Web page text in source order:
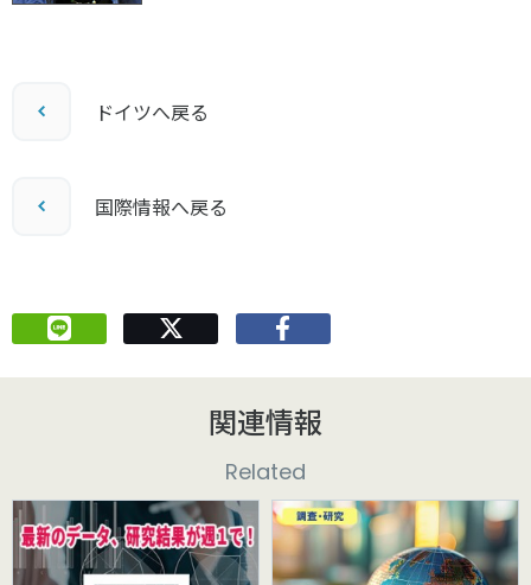
ドイツへ戻る
国際情報へ戻る
関連情報
Related